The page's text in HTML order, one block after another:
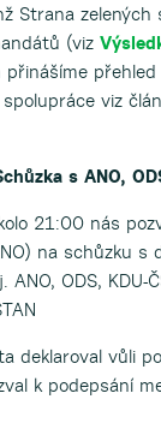
Strana zelených
(viz
přinášíme
viz
s ANO,
21:00 nás
na schůzku s
ANO, ODS, KDU-
deklaroval vůli
k podepsání